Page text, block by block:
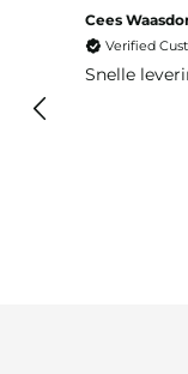
Cees
Verified
Snelle